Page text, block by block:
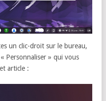
un clic-droit sur le bureau,
Personnaliser » qui vous
article :